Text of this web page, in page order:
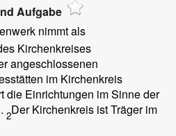
Aufgabe
nimmt als
Kirchenkreises
angeschlossenen
im Kirchenkreis
die Einrichtungen im Sinne der
2Der Kirchenkreis ist Träger im